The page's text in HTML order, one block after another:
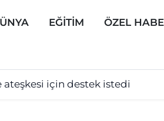
EĞİTİM ÖZEL
ateşkesi için destek istedi